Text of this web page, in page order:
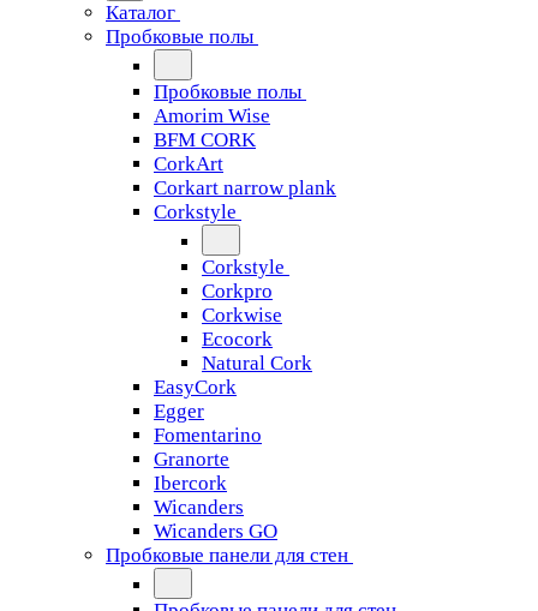
Каталог
Пробковые полы
Пробковые полы
Amorim Wise
BFM CORK
CorkArt
Corkart narrow plank
Corkstyle
Corkstyle
Corkpro
Corkwise
Ecocork
Natural Cork
EasyCork
Egger
Fomentarino
Granorte
Ibercork
Wicanders
Wicanders GO
Пробковые панели для стен